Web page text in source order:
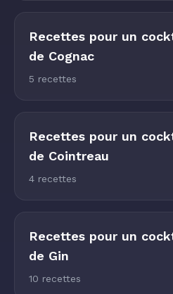
Recettes pour un
de Cognac
5 recettes
Recettes pour un
de Cointreau
4 recettes
Recettes pour un
de Gin
10 recettes